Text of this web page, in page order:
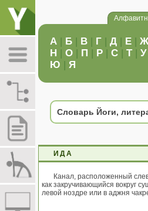
А | Б | В | Г | Д | Е | Ж
Н | О | П | Р | С | Т| У
Ю | Я
Словарь Йоги,
ИДА
Канал, расположенный
как закручивающийся вокруг
левой ноздре или в аджня